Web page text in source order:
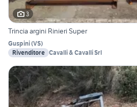
3
Trincia argini Rinieri Super
Guspini(VS)
Rivenditore Cavalli & Cavalli Srl